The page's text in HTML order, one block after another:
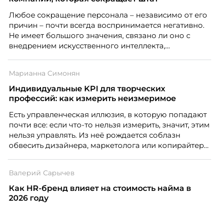
Любое сокращение персонала – независимо от его
причин – почти всегда воспринимается негативно.
Не имеет большого значения, связано ли оно с
внедрением искусственного интеллекта,
структуры компании. Для сотрудников сокращения
означают потерю стабильности, а для внешнего
рынка становятся сигналом о возможных
нередко превращаются в фактор, который
негативно влияет HR-бренд работодателя.
Марианна Симонян
Индивидуальные KPI для творческих
профессий: как измерить неизмеримое
Есть управленческая иллюзия, в которую попадают
почти все: если что-то нельзя измерить, значит, этим
нельзя управлять. Из неё рождается соблазн
обвесить дизайнера, маркетолога или копирайтера
Проблема в том, что так мы измеряем не ценность,
а движение. А творческая работа — это тот редкий
случай, где движение и результат могут не
Валерий Сарычев
Как HR-бренд влияет на стоимость найма в
2026 году